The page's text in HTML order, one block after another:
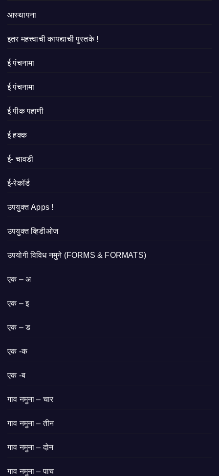
आस्थापना
इतर महत्त्वाची कायद्याची पुस्तके !
ई पंचनामा
ई पंचनामा
ई पीक पहाणी
ई हक्क
ई- चावडी
ई-रेकॉर्ड
उपयुक्त Apps !
उपयुक्त व्हिडीओज
उपयोगी विविध नमुने (FORMS & FORMATS)
एक – अ
एक – इ
एक – ड
एक -क
एक -ब
गाव नमुना – चार
गाव नमुना – तीन
गाव नमुना – दोन
गाव नमुना – पाच